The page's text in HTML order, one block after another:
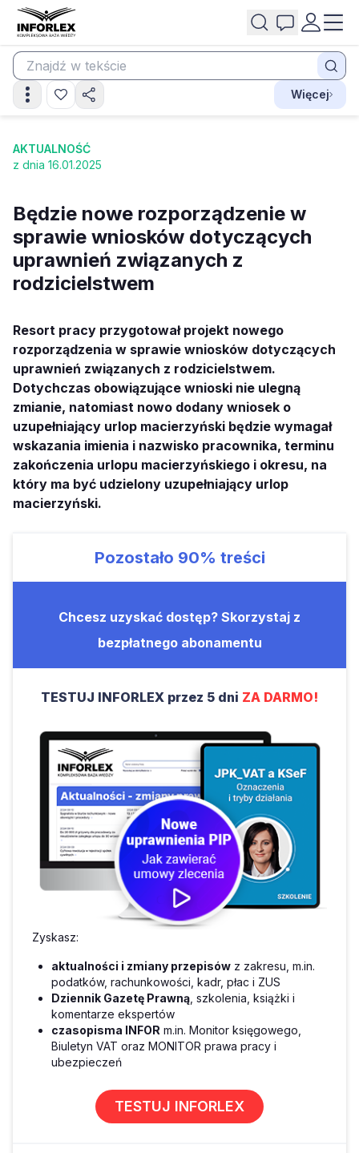
Więcej
AKTUALNOŚĆ
z dnia 16.01.2025
Będzie nowe rozporządzenie w
sprawie wniosków dotyczących
uprawnień związanych z
rodzicielstwem
Resort pracy przygotował projekt nowego
rozporządzenia w sprawie wniosków dotyczących
uprawnień związanych z rodzicielstwem.
Dotychczas obowiązujące wnioski nie ulegną
zmianie, natomiast nowo dodany wniosek o
uzupełniający urlop macierzyński będzie wymagał
wskazania imienia i nazwisko pracownika, terminu
zakończenia urlopu macierzyńskiego i okresu, na
który ma być udzielony uzupełniający urlop
macierzyński.
Pozostało 90% treści
Chcesz uzyskać dostęp? Skorzystaj z
bezpłatnego abonamentu
TESTUJ INFORLEX przez 5 dni ZA DARMO!
Zyskasz:
aktualności i zmiany przepisów z zakresu, m.in.
podatków, rachunkowości, kadr, płac i ZUS
Dziennik Gazetę Prawną , szkolenia, książki i
komentarze ekspertów
czasopisma INFOR m.in. Monitor księgowego,
Biuletyn VAT oraz MONITOR prawa pracy i
ubezpieczeń
TESTUJ INFORLEX